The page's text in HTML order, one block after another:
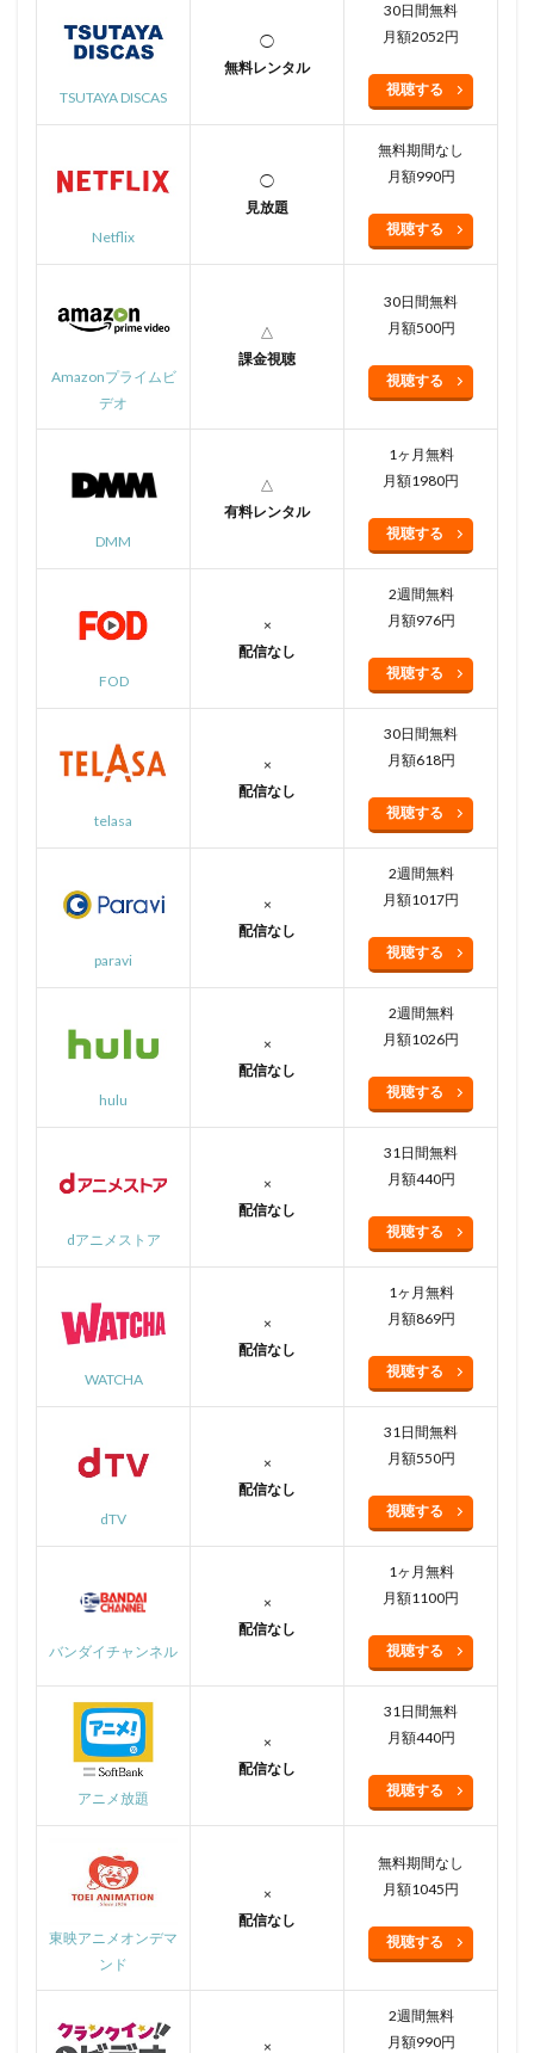
TSUTAYA DISCAS
◯
無料レンタル
30日間無料
月額2052円
視聴する
Netflix
◯
見放題
無料期間なし
月額990円
視聴する
Amazonプライムビ
デオ
△
課金視聴
30日間無料
月額500円
視聴する
DMM
△
有料レンタル
1ヶ月無料
月額1980円
視聴する
FOD
×
配信なし
2週間無料
月額976円
視聴する
telasa
×
配信なし
30日間無料
月額618円
視聴する
paravi
×
配信なし
2週間無料
月額1017円
視聴する
hulu
×
配信なし
2週間無料
月額1026円
視聴する
dアニメストア
×
配信なし
31日間無料
月額440円
視聴する
WATCHA
×
配信なし
1ヶ月無料
月額869円
視聴する
dTV
×
配信なし
31日間無料
月額550円
視聴する
バンダイチャンネル
×
配信なし
1ヶ月無料
月額1100円
視聴する
アニメ放題
×
配信なし
31日間無料
月額440円
視聴する
東映アニメオンデマ
ンド
×
配信なし
無料期間なし
月額1045円
視聴する
×
2週間無料
月額990円